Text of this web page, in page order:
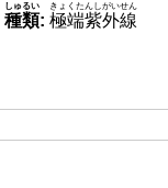
種類
しゅるい
: 極端紫外線
きょくたんしがいせん